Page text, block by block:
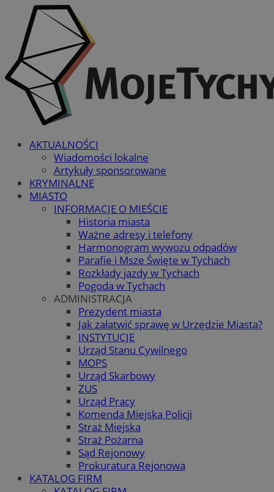
AKTUALNOŚCI
Wiadomości lokalne
Artykuły sponsorowane
KRYMINALNE
MIASTO
INFORMACJE O MIEŚCIE
Historia miasta
Ważne adresy i telefony
Harmonogram wywozu odpadów
Parafie i Msze Święte w Tychach
Rozkłady jazdy w Tychach
Pogoda w Tychach
ADMINISTRACJA
Prezydent miasta
Jak załatwić sprawę w Urzędzie Miasta?
INSTYTUCJE
Urząd Stanu Cywilnego
MOPS
Urząd Skarbowy
ZUS
Urząd Pracy
Komenda Miejska Policji
Straż Miejska
Straż Pożarna
Sąd Rejonowy
Prokuratura Rejonowa
KATALOG FIRM